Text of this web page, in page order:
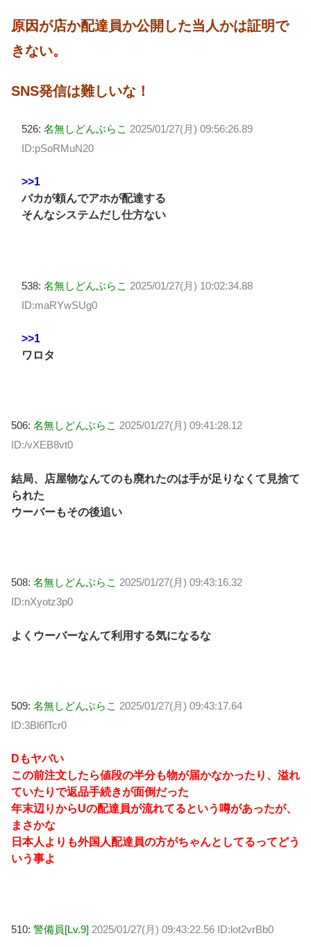
原因が店か配達員か公開した当人かは証明で
きない。
SNS発信は難しいな！
526: 名無しどんぶらこ 2025/01/27(月) 09:56:26.89
ID:pSoRMuN20
>>1
バカが頼んでアホが配達する
そんなシステムだし仕方ない
538: 名無しどんぶらこ 2025/01/27(月) 10:02:34.88
ID:maRYwSUg0
>>1
ワロタ
506: 名無しどんぶらこ 2025/01/27(月) 09:41:28.12
ID:/vXEB8vt0
結局、店屋物なんてのも廃れたのは手が足りなくて見捨て
られた
ウーバーもその後追い
508: 名無しどんぶらこ 2025/01/27(月) 09:43:16.32
ID:nXyotz3p0
よくウーバーなんて利用する気になるな
509: 名無しどんぶらこ 2025/01/27(月) 09:43:17.64
ID:3Bl6fTcr0
Dもヤバい
この前注文したら値段の半分も物が届かなかったり、溢れ
ていたりで返品手続きが面倒だった
年末辺りからUの配達員が流れてるという噂があったが、
まさかな
日本人よりも外国人配達員の方がちゃんとしてるってどう
いう事よ
510: 警備員[Lv.9] 2025/01/27(月) 09:43:22.56 ID:lot2vrBb0